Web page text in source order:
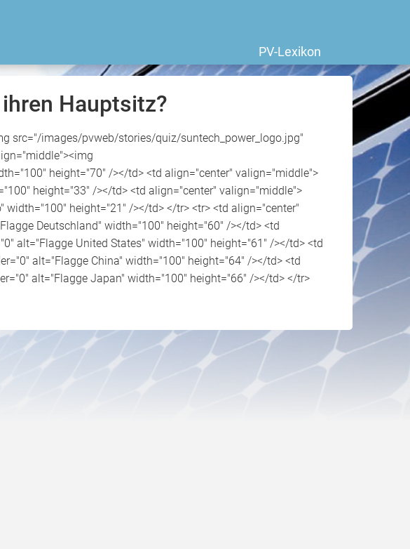
PV-Lexikon
Hauptsitz?
src="/images/pvweb/stories/quiz/suntech_power_logo.jpg"
height="70" /></td> <td align="center" valign="middle">
height="33" /></td> <td align="center" valign="middle">
height="21" /></td> </tr> <tr> <td align="center"
Deutschland" width="100" height="60" /></td> <td
alt="Flagge United States" width="100" height="61" /></td> <td
alt="Flagge China" width="100" height="64" /></td> <td
alt="Flagge Japan" width="100" height="66" /></td> </tr>